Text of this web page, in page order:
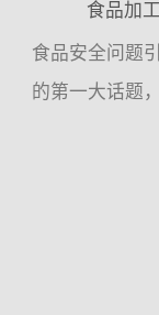
食品加
食品安全问题
的第一大话题
括社会公众，